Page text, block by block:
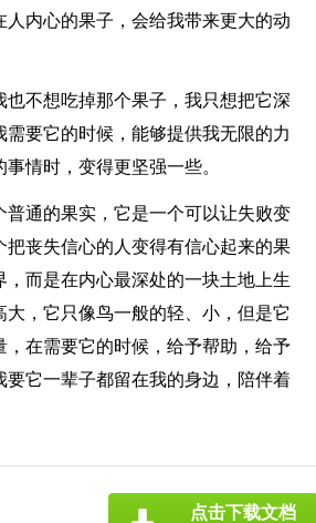
人内心的果子，会给我带来更大的动
也不想吃掉那个果子，我只想把它深
要它的时候，能够提供我无限的力
情时，变得更坚强一些。
普通的果实，它是一个可以让失败变
把丧失信心的人变得有信心起来的果
，而是在内心最深处的一块土地上生
，它只像鸟一般的轻、小，但是它
，在需要它的时候，给予帮助，给予
要它一辈子都留在我的身边，陪伴着
点击下载文档